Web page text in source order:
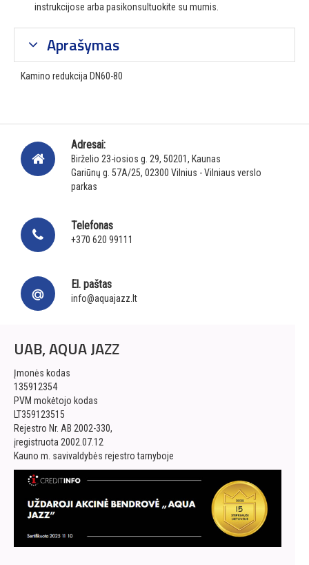
instrukcijose arba pasikonsultuokite su mumis.
Aprašymas
Kamino redukcija DN60-80
Adresai:
Birželio 23-iosios g. 29, 50201, Kaunas
Gariūnų g. 57A/25, 02300 Vilnius - Vilniaus verslo
parkas
Telefonas
+370 620 99111
El. paštas
info@aquajazz.lt
UAB, AQUA JAZZ
Įmonės kodas
135912354
PVM mokėtojo kodas
LT359123515
Rejestro Nr. AB 2002-330,
įregistruota 2002.07.12
Kauno m. savivaldybės rejestro tarnyboje